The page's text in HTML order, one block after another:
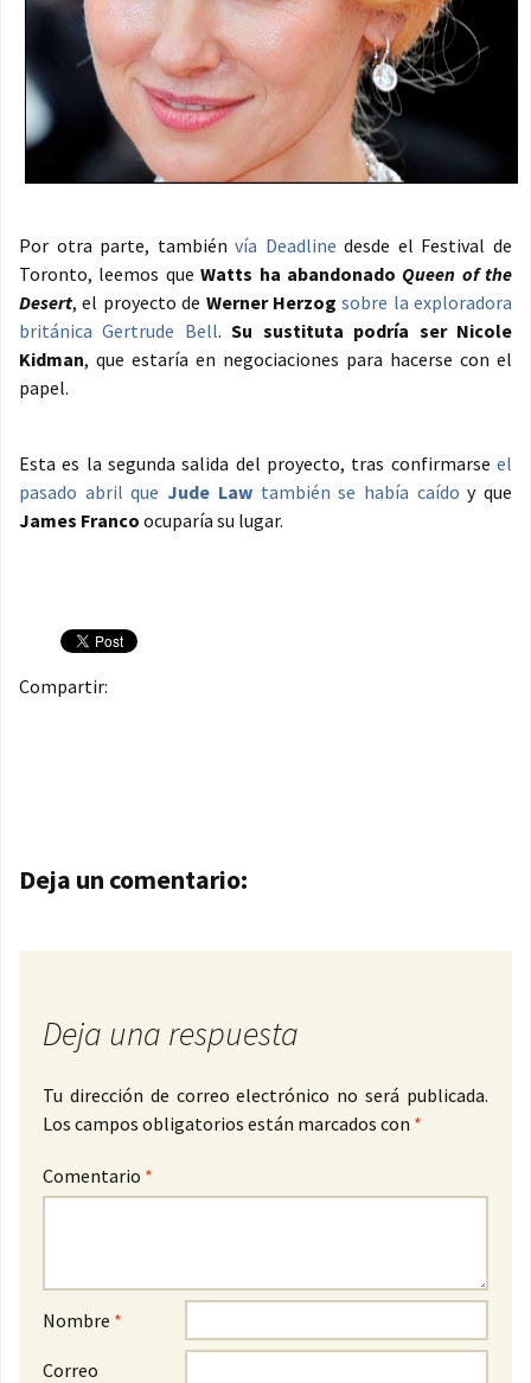
Por otra parte, tambiénvía Deadline desde el Festival de
Toronto, leemos queWatts ha abandonado Queen of the
Desert, el proyecto de Werner Herzog sobre la exploradora
británica Gertrude Bell.Su sustituta podría ser Nicole
Kidman, que estaría en negociaciones para hacerse con el
papel.
Esta es la segunda salida del proyecto, tras confirmarse el
pasado abril queJude Lawtambién se había caídoy que
James Franco ocuparía su lugar.
Compartir:
Navegación de entradas
Deja un comentario:
Deja una respuesta
Tu dirección de correo electrónico no será publicada.
Los campos obligatorios están marcados con *
Comentario *
Nombre *
Correo